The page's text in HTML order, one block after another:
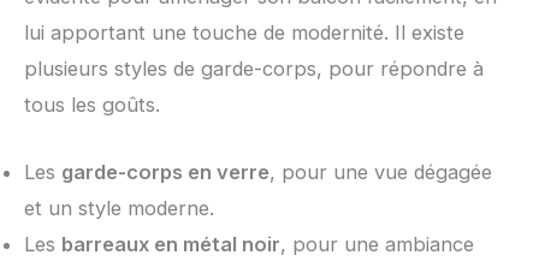
lui apportant une touche de modernité. Il existe
plusieurs styles de garde-corps, pour répondre à
tous les goûts.
Les garde-corps en verre, pour une vue dégagée
et un style moderne.
Les barreaux en métal noir, pour une ambiance